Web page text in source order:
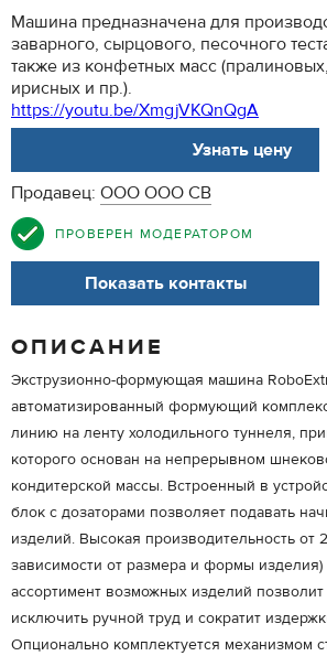
Машина предназначена для
заварного, сырцового, песочного
также из конфетных масс
ирисных и пр.).
https://youtu.be/XmgjVKQnQgA
Узнать цену
Продавец: ООО ООО СВ
ПРОВЕРЕН МОДЕРАТОРОМ
Показать контакты
ОПИСАНИЕ
Экструзионно-формующая машина
автоматизированный формующий
линию на ленту холодильного туннеля,
которого основан на непрерывном
кондитерской массы. Встроенный в
блок с дозаторами позволяет подавать
изделий. Высокая производительность от
зависимости от размера и формы
ассортимент возможных изделий позволит
исключить ручной труд и сократит
Опционально комплектуется механизмом